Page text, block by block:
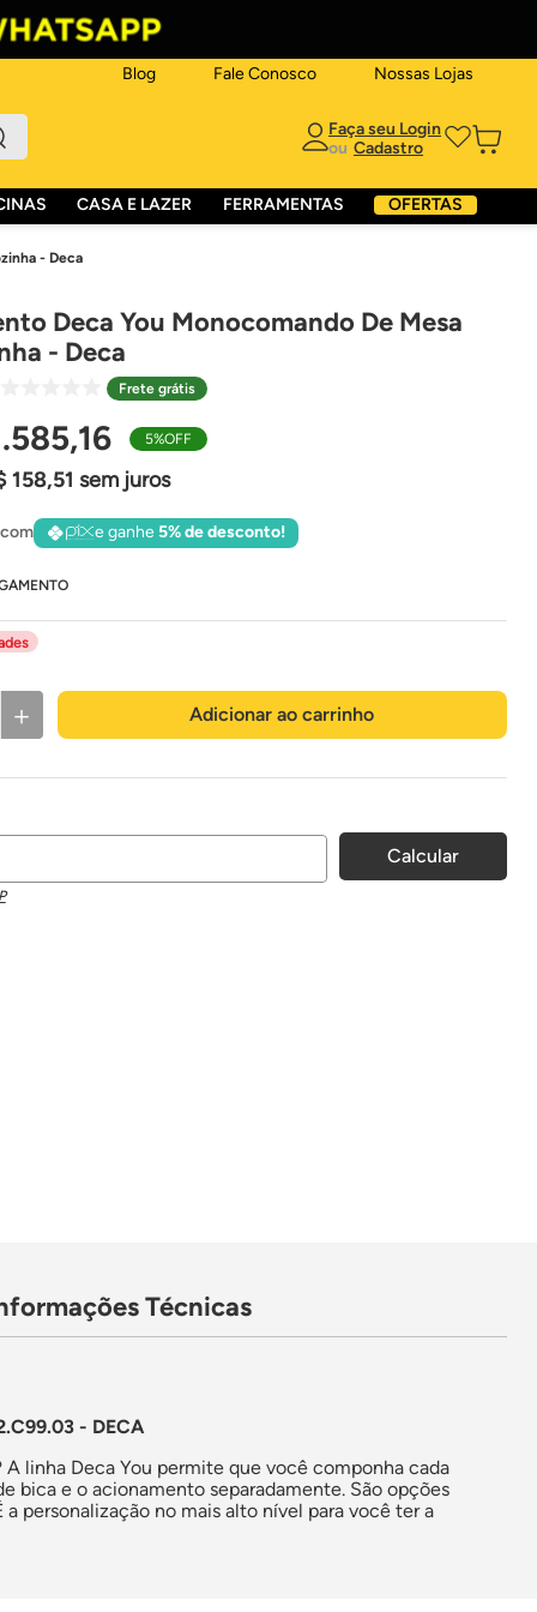
Blog Fale Conosco Nossas Lojas
ou
CASA E LAZER FERRAMENTAS OFERTAS
- Deca
Deca You Monocomando De Mesa
- Deca
Frete grátis
.585,16 5%OFF
158,51 sem juros
e ganhe5% de desconto!
＋ Adicionar ao carrinho
Técnicas
- DECA
linha Deca You permite que você componha cada
bica e o acionamento separadamente. São opções
personalização no mais alto nível para você ter a